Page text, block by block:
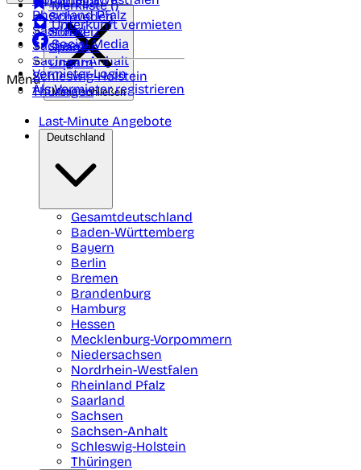
Rheinland Pfalz
Saarland
Sachsen
Sachsen-Anhalt
Schleswig-Holstein
Thüringen
Schweden
Schweiz
Spanien
Ungarn
Merkliste ()
Unterkunft vermieten
Social Media
Vermieter-Login
Als Vermieter registrieren
Menü
Menü schließen
Last-Minute Angebote
Deutschland
Gesamtdeutschland
Baden-Württemberg
Bayern
Berlin
Bremen
Brandenburg
Hamburg
Hessen
Mecklenburg-Vorpommern
Niedersachsen
Nordrhein-Westfalen
Rheinland Pfalz
Saarland
Sachsen
Sachsen-Anhalt
Schleswig-Holstein
Thüringen